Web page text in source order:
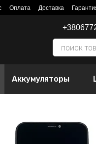
Оплата Доставка
Аккумуляторы